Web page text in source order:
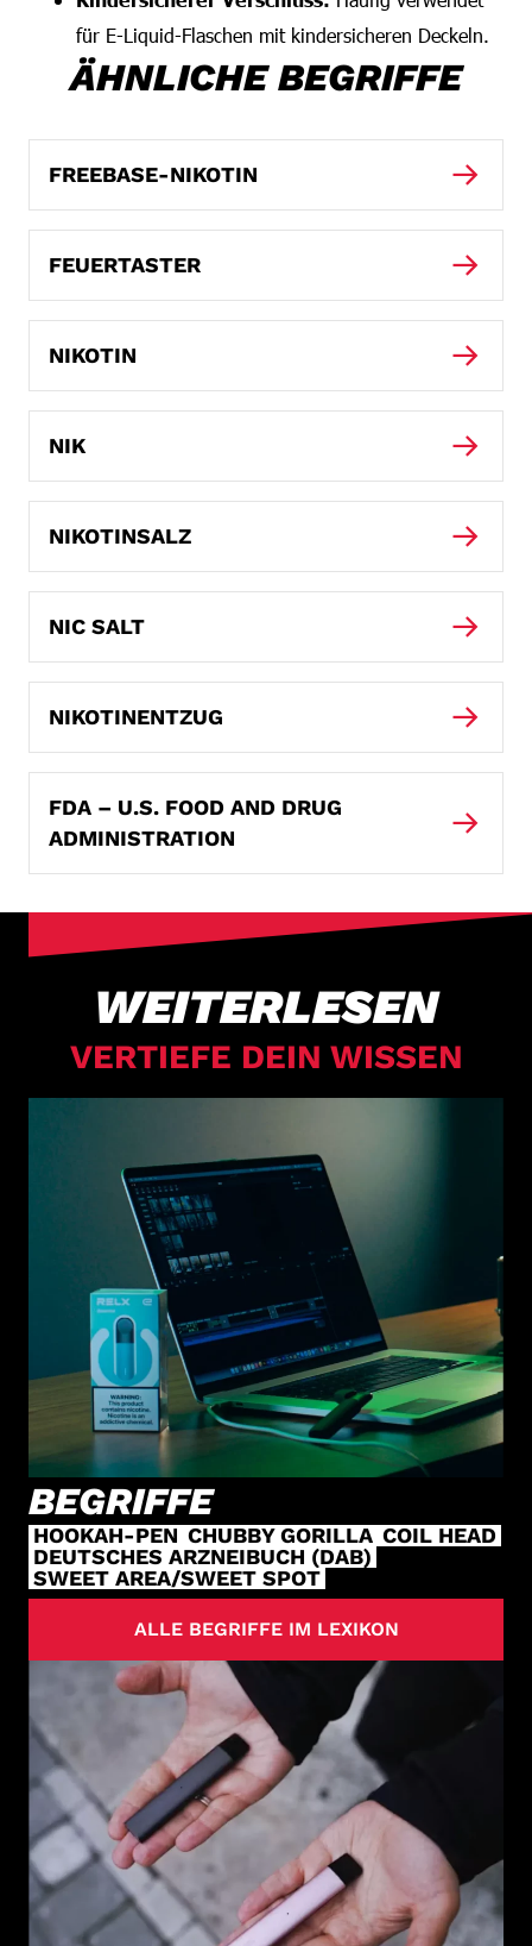
für E-Liquid-Flaschen mit kindersicheren Deckeln.
ÄHNLICHE BEGRIFFE
FREEBASE-NIKOTIN
FEUERTASTER
NIKOTIN
NIK
NIKOTINSALZ
NIC SALT
NIKOTINENTZUG
FDA – U.S. FOOD AND DRUG
ADMINISTRATION
WEITERLESEN
VERTIEFE DEIN WISSEN
BEGRIFFE
HOOKAH-PEN CHUBBY GORILLA COIL HEAD
DEUTSCHES ARZNEIBUCH (DAB)
SWEET AREA/SWEET SPOT
ALLE BEGRIFFE IM LEXIKON